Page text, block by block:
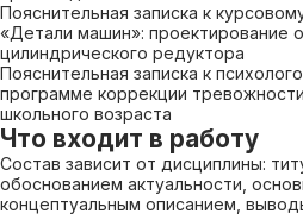
Пояснительная записка к
«Детали машин»: проектирование
цилиндрического редуктора
Пояснительная записка к
программе коррекции
школьного возраста
Что входит в работу
Состав зависит от дисциплины:
обоснованием актуальности,
концептуальным описанием,